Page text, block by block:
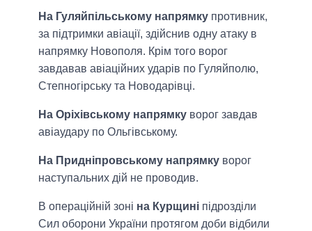
На Гуляйпільському напрямку противник,
за підтримки авіації, здійснив одну атаку в
напрямку Новополя. Крім того ворог
завдавав авіаційних ударів по Гуляйполю,
Степногірську та Новодарівці.
На Оріхівському напрямку ворог завдав
авіаудару по Ольгівському.
На Придніпровському напрямку ворог
наступальних дій не проводив.
В операційній зоні на Курщині підрозділи
Сил оборони України протягом доби відбили